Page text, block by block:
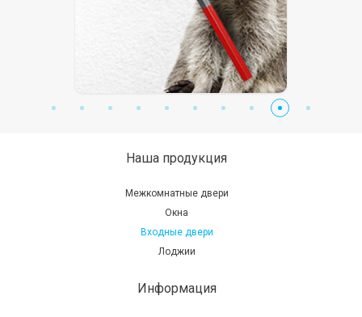
Наша продукция
Межкомнатные двери
Окна
Входные двери
Лоджии
Информация